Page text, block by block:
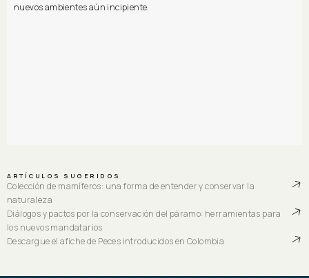
nuevos ambientes aún incipiente.
ARTÍCULOS SUGERIDOS
Colección de mamíferos: una forma de entender y conservar la
naturaleza
Diálogos y pactos por la conservación del páramo: herramientas para
los nuevos mandatarios
Descargue el afiche de Peces introducidos en Colombia